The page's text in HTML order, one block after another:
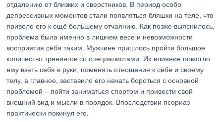
отдалению от близких и сверстников. В период особо
депрессивных моментов стали появляться бляшки на теле, что
привело его к ещё большему отчаянию. Как позже выяснилось,
проблема была именно в лишнем весе и невозможности
восприятия себя таким. Мужчине пришлось пройти большое
количество тренингов со специалистами. Их влияние помогло
ему взять себя в руки, поменять отношения к себе и своему
телу, а главное, заставило его начать бороться с основной
проблемой – пойти заниматься спортом и привести свой
внешний вид и мысли в порядок. Впоследствии псориаз
практически покинул его.